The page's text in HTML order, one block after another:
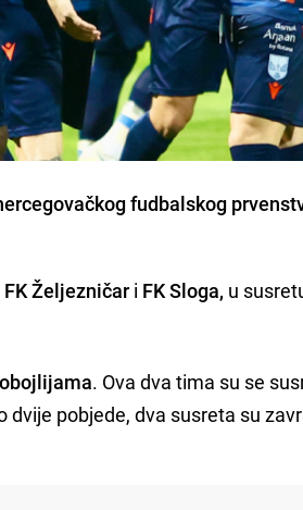
fudbalskog
FK Željezničar i FK Sloga, u
. Ova dva tima su se
dvije pobjede, dva susreta su